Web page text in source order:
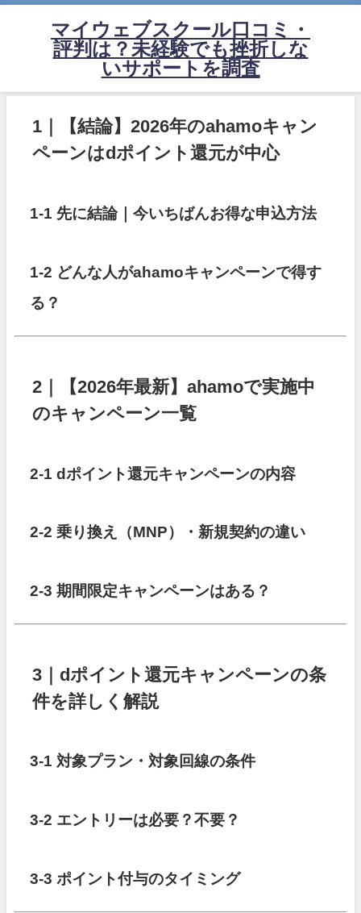
マイウェブスクール口コミ・
評判は？未経験でも挫折しな
いサポートを調査
1｜【結論】2026年のahamoキャン
ペーンはdポイント還元が中心
1-1 先に結論｜今いちばんお得な申込方法
1-2 どんな人がahamoキャンペーンで得す
る？
2｜【2026年最新】ahamoで実施中
のキャンペーン一覧
2-1 dポイント還元キャンペーンの内容
2-2 乗り換え（MNP）・新規契約の違い
2-3 期間限定キャンペーンはある？
3｜dポイント還元キャンペーンの条
件を詳しく解説
3-1 対象プラン・対象回線の条件
3-2 エントリーは必要？不要？
3-3 ポイント付与のタイミング